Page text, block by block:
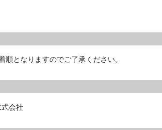
となりますのでご了承ください。
会社